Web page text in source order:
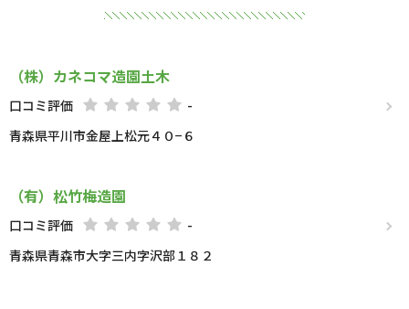
（株）カネコマ造園土木
口コミ評価
-
青森県平川市金屋上松元４０−６
（有）松竹梅造園
口コミ評価
-
青森県青森市大字三内字沢部１８２